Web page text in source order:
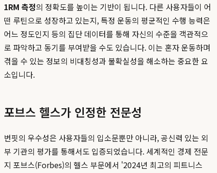
1RM 측정의 정확도를 높이는 기반이 됩니다. 다른 사용자들이 어
떤 루틴으로 성장하고 있는지, 특정 운동의 평균적인 수행 능력은
어느 정도인지 등의 집단 데이터를 통해 자신의 수준을 객관적으
로 파악하고 동기를 부여받을 수도 있습니다. 이는 혼자 운동하며
겪을 수 있는 정보의 비대칭성과 불확실성을 해소하는 중요한 요
소입니다.
포브스 헬스가 인정한 전문성
번핏의 우수성은 사용자들의 입소문뿐만 아니라, 공신력 있는 외
부 기관의 평가를 통해서도 입증되었습니다. 세계적인 경제 전문
지 포브스(Forbes)의 헬스 부문에서 '2024년 최고의 피트니스